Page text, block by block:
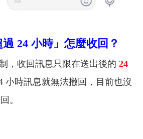
24 小時」怎麼收回？
收回訊息只限在送出後的 24
小時訊息就無法撤回，目前也沒
。